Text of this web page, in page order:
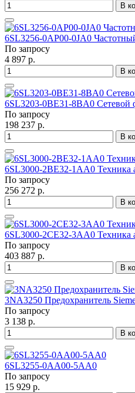
В
6SL3256-0AP00-0JA0
По запросу
4 897 р.
В
6SL3203-0BE31-8BA0 Сетевой
По запросу
198 237 р.
В
6SL3000-2BE32-1AA0 Техника
По запросу
256 272 р.
В
6SL3000-2CE32-3AA0 Техника
По запросу
403 887 р.
В
3NA3250 Предохранитель
По запросу
3 138 р.
В
6SL3255-0AA00-5AA0
По запросу
15 929 р.